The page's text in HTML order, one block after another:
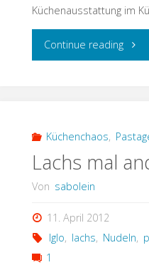
Küchenausstattung im
Continue reading
Küchenchaos,
Lachs mal
Von sabolein
11. April 2012
Iglo, lachs, Nudeln,
1